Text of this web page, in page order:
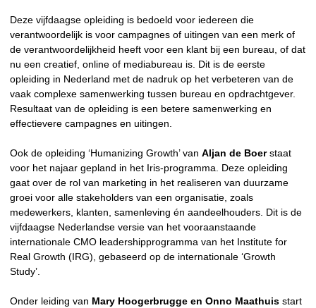
Deze vijfdaagse opleiding is bedoeld voor iedereen die
verantwoordelijk is voor campagnes of uitingen van een merk of
de verantwoordelijkheid heeft voor een klant bij een bureau, of dat
nu een creatief, online of mediabureau is. Dit is de eerste
opleiding in Nederland met de nadruk op het verbeteren van de
vaak complexe samenwerking tussen bureau en opdrachtgever.
Resultaat van de opleiding is een betere samenwerking en
effectievere campagnes en uitingen.
Ook de opleiding ‘Humanizing Growth’ van Aljan de Boerstaat
voor het najaar gepland in het Iris-programma. Deze opleiding
gaat over de rol van marketing in het realiseren van duurzame
groei voor alle stakeholders van een organisatie, zoals
medewerkers, klanten, samenleving én aandeelhouders. Dit is de
vijfdaagse Nederlandse versie van het vooraanstaande
internationale CMO leadershipprogramma van het Institute for
Real Growth (IRG), gebaseerd op de internationale ‘Growth
Study’.
Onder leiding van Mary Hoogerbrugge en Onno Maathuis start